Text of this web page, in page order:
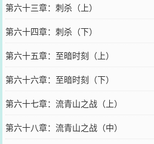
第六十三章：刺杀（上）
第六十四章：刺杀（下）
第六十五章：至暗时刻（上）
第六十六章：至暗时刻（下）
第六十七章：流青山之战（上）
第六十八章：流青山之战（中）